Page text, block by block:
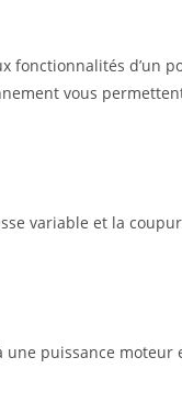
fonctionnalités
vous
variable et la
une puissance